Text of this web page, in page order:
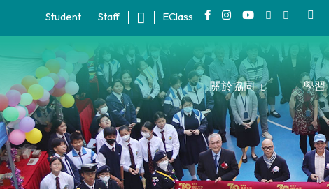
Student Staff EClass
關於協同 學習